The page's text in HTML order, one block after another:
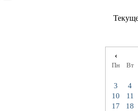
‹
Пн Вт
3
4
10
11
17
18